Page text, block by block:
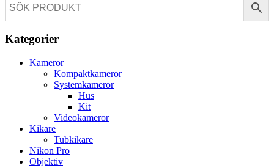
Kategorier
Kameror
Kompaktkameror
Systemkameror
Hus
Kit
Videokameror
Kikare
Tubkikare
Nikon Pro
Objektiv